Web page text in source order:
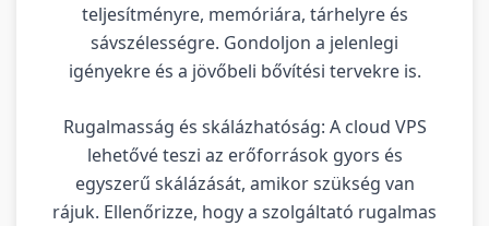
teljesítményre, memóriára, tárhelyre és
sávszélességre. Gondoljon a jelenlegi
igényekre és a jövőbeli bővítési tervekre is.
Rugalmasság és skálázhatóság: A cloud VPS
lehetővé teszi az erőforrások gyors és
egyszerű skálázását, amikor szükség van
rájuk. Ellenőrizze, hogy a szolgáltató rugalmas